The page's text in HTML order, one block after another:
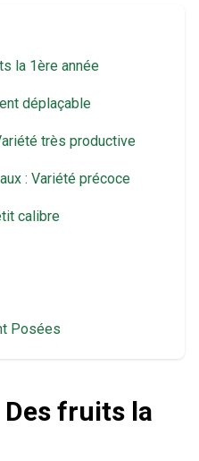
la 1ère année
déplaçable
très productive
: Variété précoce
calibre
Posées
fruits la